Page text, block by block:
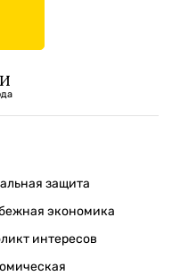
защита
экономика
интересов